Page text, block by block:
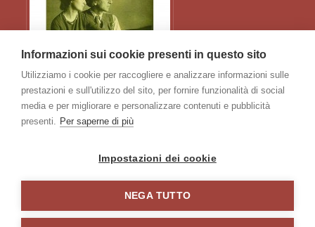
Informazioni sui cookie presenti in questo sito
Utilizziamo i cookie per raccogliere e analizzare informazioni sulle
prestazioni e sull'utilizzo del sito, per fornire funzionalità di social
media e per migliorare e personalizzare contenuti e pubblicità
presenti. Per saperne di più
Impostazioni dei cookie
NEGA TUTTO